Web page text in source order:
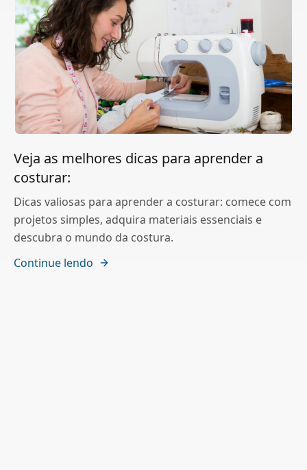
Veja as melhores dicas para aprender a
costurar:
Dicas valiosas para aprender a costurar: comece com
projetos simples, adquira materiais essenciais e
descubra o mundo da costura.
Continue lendo